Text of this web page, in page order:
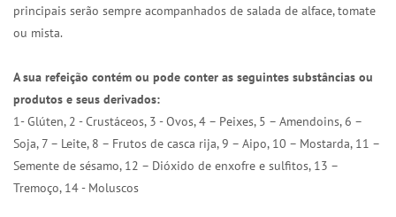
principais serão sempre acompanhados de salada de alface, tomate
ou mista.
A sua refeição contém ou pode conter as seguintes substâncias ou
produtos e seus derivados:
1- Glúten, 2 - Crustáceos, 3 - Ovos, 4 – Peixes, 5 – Amendoins, 6 –
Soja, 7 – Leite, 8 – Frutos de casca rija, 9 – Aipo, 10 – Mostarda, 11 –
Semente de sésamo, 12 – Dióxido de enxofre e sulfitos, 13 –
Tremoço, 14 - Moluscos